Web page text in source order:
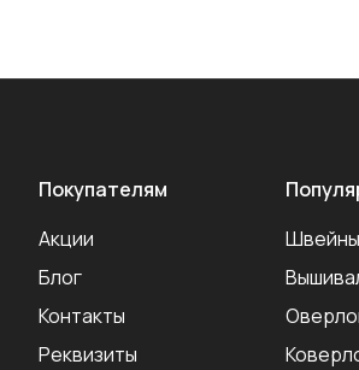
Покупателям
Акции
Блог
Контакты
Реквизиты